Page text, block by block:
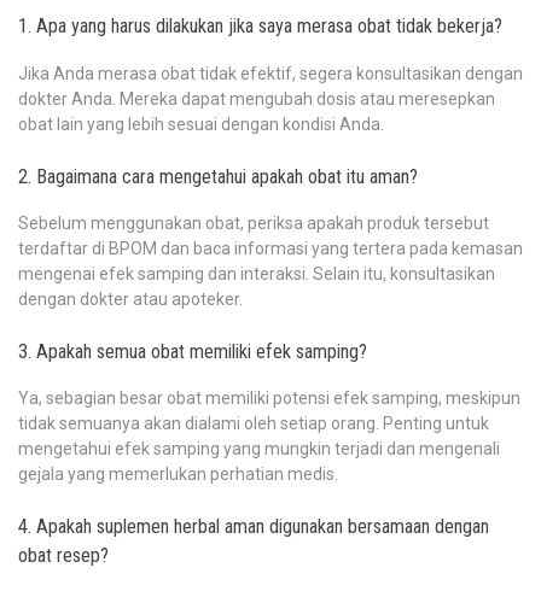
1. Apa yang harus dilakukan jika saya merasa obat tidak bekerja?
Jika Anda merasa obat tidak efektif, segera konsultasikan dengan
dokter Anda. Mereka dapat mengubah dosis atau meresepkan
obat lain yang lebih sesuai dengan kondisi Anda.
2. Bagaimana cara mengetahui apakah obat itu aman?
Sebelum menggunakan obat, periksa apakah produk tersebut
terdaftar di BPOM dan baca informasi yang tertera pada kemasan
mengenai efek samping dan interaksi. Selain itu, konsultasikan
dengan dokter atau apoteker.
3. Apakah semua obat memiliki efek samping?
Ya, sebagian besar obat memiliki potensi efek samping, meskipun
tidak semuanya akan dialami oleh setiap orang. Penting untuk
mengetahui efek samping yang mungkin terjadi dan mengenali
gejala yang memerlukan perhatian medis.
4. Apakah suplemen herbal aman digunakan bersamaan dengan
obat resep?